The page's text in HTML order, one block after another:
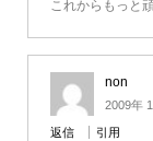
これからもっと
non
2009年
返信 引用